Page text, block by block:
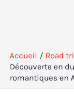
Accueil
Road
Découverte en
romantiques en